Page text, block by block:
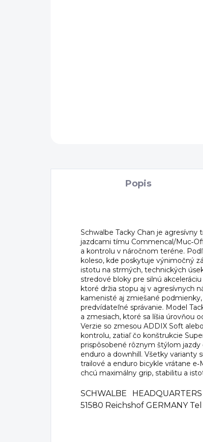
Popis
Schwalbe Tacky Chan je agresívny
jazdcami tímu Commencal/
a kontrolu v náročnom teréne.
koleso, kde poskytuje výnimočný
istotu na strmých, technických
stredové bloky pre silnú
ktoré držia stopu aj v agresívnych
kamenisté aj zmiešané
predvídateľné správanie. Model
a zmesiach, ktoré sa líšia úrovňou
Verzie so zmesou ADDIX Soft
kontrolu, zatiaľ čo konštrukcie
prispôsobené rôznym štýlom
enduro a downhill. Všetky varianty
trailové a enduro bicykle vrátane
chcú maximálny grip, stabilitu a
SCHWALBE
51580 Reichshof GERMANY